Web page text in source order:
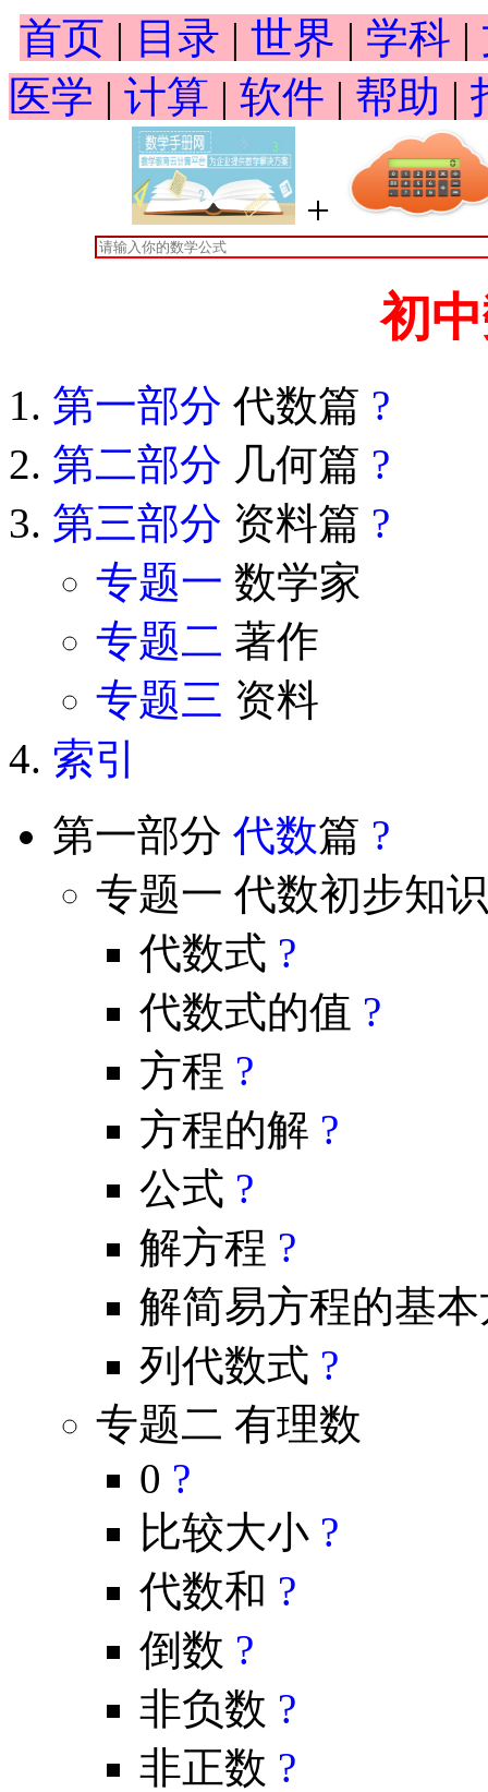
首页 | 目录 | 世界 | 学科 |
医学 | 计算 | 软件 | 帮助 |
+
初
第一部分 代数篇 ?
第二部分 几何篇 ?
第三部分 资料篇 ?
专题一 数学家
专题二 著作
专题三 资料
索引
第一部分 代数篇 ?
专题一 代数初步知识
代数式 ?
代数式的值 ?
方程 ?
方程的解 ?
公式 ?
解方程 ?
解简易方程的基
列代数式 ?
专题二 有理数
0 ?
比较大小 ?
代数和 ?
倒数 ?
非负数 ?
非正数 ?